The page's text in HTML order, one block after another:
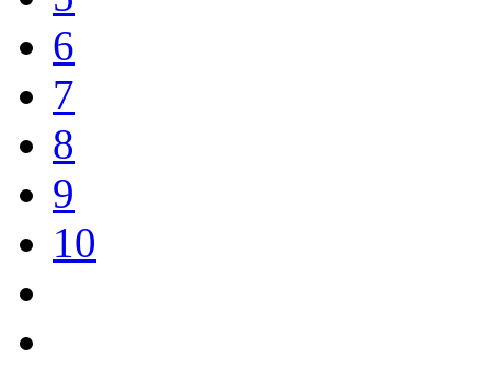
6
7
8
9
10